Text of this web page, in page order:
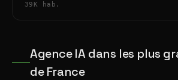
39K hab.
Agence IA dans les plus
de France